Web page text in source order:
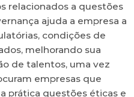
relacionados a questões
ajuda a empresa a
condições de
melhorando sua
de talentos, uma vez
empresas que
prática questões éticas e